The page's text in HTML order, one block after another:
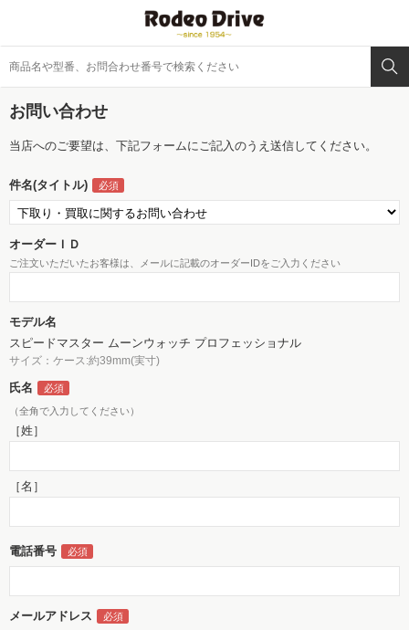
お問い合わせ
当店へのご要望は、下記フォームにご記入のうえ送信してください。
件名(タイトル)
オーダーＩＤ
ご注文いただいたお客様は、メールに記載のオーダーIDをご入力ください
モデル名
スピードマスター ムーンウォッチ プロフェッショナル
サイズ：ケース:約39mm(実寸)
氏名
（全角で入力してください）
［姓］
［名］
電話番号
メールアドレス